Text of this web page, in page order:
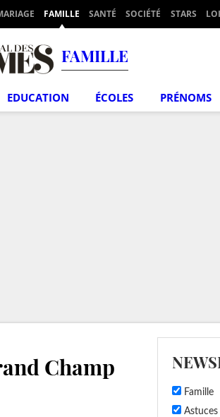
FAMILLE SANTÉ SOCIÉTÉ STARS
FAMILLE
EDUCATION ÉCOLES PRÉNOMS
Champ
Famille